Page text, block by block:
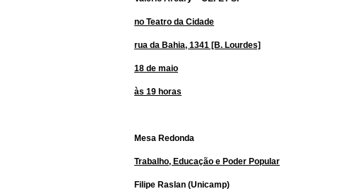
no Teatro da Cidade
rua da Bahia, 1341 [B. Lourdes]
18 de maio
às 19 horas
Mesa Redonda
Trabalho, Educação e Poder Popular
Filipe Raslan (Unicamp)